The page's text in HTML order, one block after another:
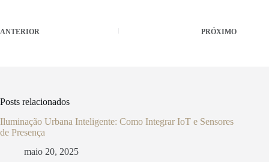
ANTERIOR PRÓXIMO
Posts relacionados
Iluminação Urbana Inteligente: Como Integrar IoT e Sensores
de Presença
maio 20, 2025